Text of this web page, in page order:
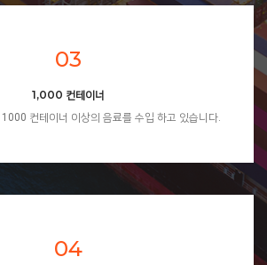
03
1,000 컨테이너
컨테이너 이상의 음료를 수입 하고 있습니다.
04